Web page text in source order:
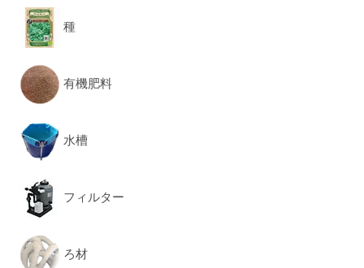
種
有機肥料
水槽
フィルター
ろ材